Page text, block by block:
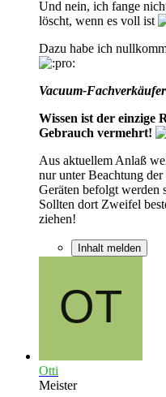
Und nein, ich fange
löscht, wenn es voll ist
Dazu habe ich
Vacuum-Fachverkäufer
Wissen ist der einzige
Gebrauch vermehrt!
Aus aktuellem Anlaß
nur unter Beachtung
Geräten befolgt werden
Sollten dort Zweifel
ziehen!
Inhalt melden
Otti
Meister